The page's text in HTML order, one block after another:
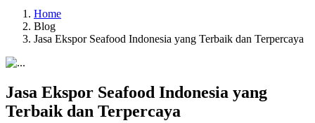
Home
Blog
Jasa Ekspor Seafood Indonesia yang Terbaik dan Terpercaya
Jasa Ekspor Seafood Indonesia yang
Terbaik dan Terpercaya